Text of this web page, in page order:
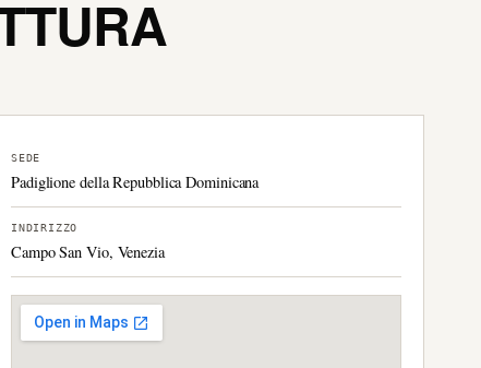
SEDE
Padiglione della Repubblica Dominicana
INDIRIZZO
Campo San Vio, Venezia